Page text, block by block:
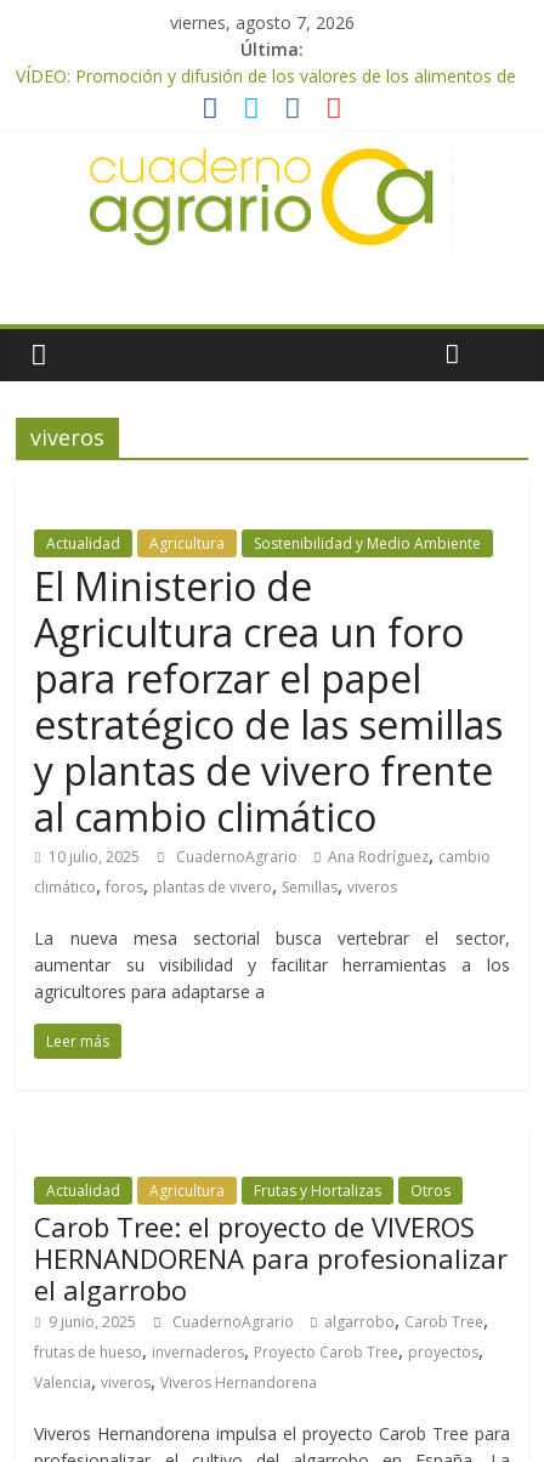
viernes, agosto 7, 2026
Última:
VÍDEO: Promoción y difusión de los valores de los alimentos de
origen cooperativo en escuelas de hostelería
desplome de la demanda, que obligará a muchos viticultores a
dejar la uva en el campo
El Ministerio de Agricultura, Pesca y Alimentación impulsa un
nuevo protocolo de certificación del ibérico para reforzar la
meteorológicas y la incertidumbre en los precios
El Ministerio de Agricultura, Pesca y Alimentación autoriza el
remanentes disponibles
viveros
Actualidad Agricultura Sostenibilidad y Medio Ambiente
El Ministerio de
Agricultura crea un foro
para reforzar el papel
estratégico de las semillas
y plantas de vivero frente
al cambio climático
10 julio, 2025 CuadernoAgrario Ana Rodríguez, cambio
climático,foros, plantas de vivero, Semillas,viveros
La nueva mesa sectorial busca vertebrar el sector,
aumentar su visibilidad y facilitar herramientas a los
agricultores para adaptarse a
Leer más
Actualidad Agricultura Frutas y Hortalizas Otros
Carob Tree: el proyecto de VIVEROS
HERNANDORENA para profesionalizar
el algarrobo
9 junio, 2025 CuadernoAgrario algarrobo, Carob Tree,
frutas de hueso, invernaderos, Proyecto Carob Tree, proyectos,
Valencia,viveros,Viveros Hernandorena
Viveros Hernandorena impulsa el proyecto Carob Tree para